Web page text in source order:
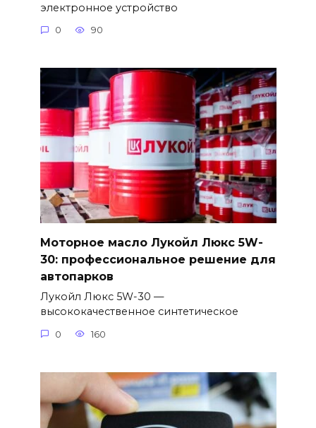
электронное устройство
0 90
Моторное масло Лукойл Люкс 5W-
30: профессиональное решение для
автопарков
Лукойл Люкс 5W-30 —
высококачественное синтетическое
0 160